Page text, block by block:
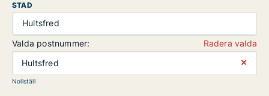
STAD
Hultsfred
Valda postnummer:
Radera valda
Hultsfred
⨯
Nollställ